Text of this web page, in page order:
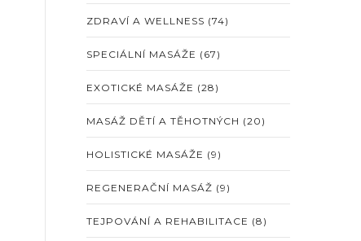
ZDRAVÍ A WELLNESS (74)
SPECIÁLNÍ MASÁŽE (67)
EXOTICKÉ MASÁŽE (28)
MASÁŽ DĚTÍ A TĚHOTNÝCH (20)
HOLISTICKÉ MASÁŽE (9)
REGENERAČNÍ MASÁŽ (9)
TEJPOVÁNÍ A REHABILITACE (8)